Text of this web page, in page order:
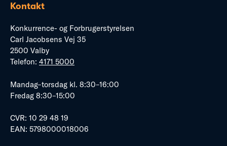
Kontakt
Konkurrence- og Forbrugerstyrelsen
Carl Jacobsens Vej 35
2500 Valby
Telefon: 4171 5000
Mandag–torsdag kl. 8:30–16:00
Fredag 8:30–15:00
CVR: 10 29 48 19
EAN: 5798000018006